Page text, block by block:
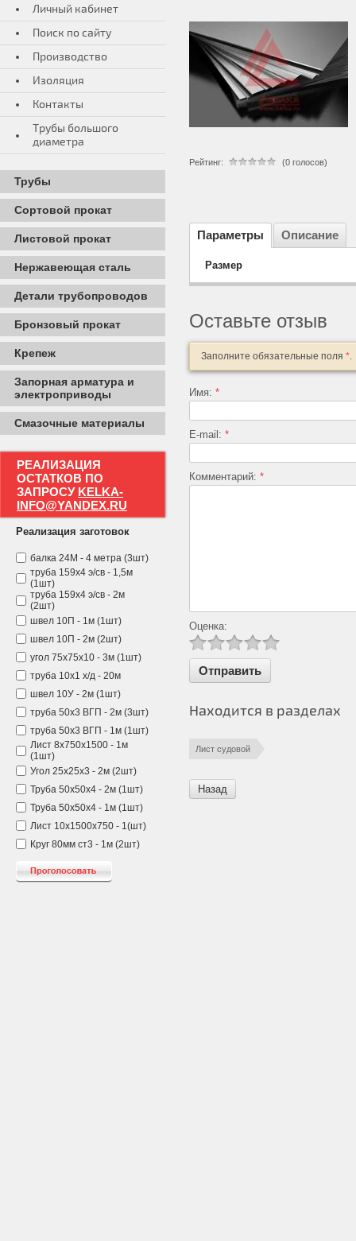
Рейтинг: (0 голосов)
Параметры Описание
Размер
Оставьте отзыв
Заполните обязательные поля *.
Имя: *
E-mail: *
Комментарий: *
Оценка:
Находится в разделах
Лист судовой
Назад
Личный кабинет
Поиск по сайту
Производство
Изоляция
Контакты
Трубы большого
диаметра
Трубы
Сортовой прокат
Листовой прокат
Нержавеющая сталь
Детали трубопроводов
Бронзовый прокат
Крепеж
Запорная арматура и
электроприводы
Смазочные материалы
РЕАЛИЗАЦИЯ
ОСТАТКОВ ПО
ЗАПРОСУ KELKA-
INFO@YANDEX.RU
Реализация заготовок
балка 24М - 4 метра (3шт)
труба 159х4 э/св - 1,5м
(1шт)
труба 159х4 э/св - 2м
(2шт)
швел 10П - 1м (1шт)
швел 10П - 2м (2шт)
угол 75х75х10 - 3м (1шт)
труба 10х1 х/д - 20м
швел 10У - 2м (1шт)
труба 50х3 ВГП - 2м (3шт)
труба 50х3 ВГП - 1м (1шт)
Лист 8х750х1500 - 1м
(1шт)
Угол 25х25х3 - 2м (2шт)
Труба 50х50х4 - 2м (1шт)
Труба 50х50х4 - 1м (1шт)
Лист 10х1500х750 - 1(шт)
Круг 80мм ст3 - 1м (2шт)